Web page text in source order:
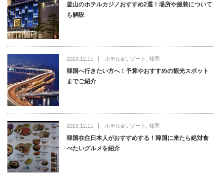
釜山のホテルカジノおすすめ2選！場所や服装について
も解説
2023.12.11 ホテル&リゾート 韓国
韓国へ行きたい方へ！予算やおすすめの観光スポット
までご紹介
2023.12.11 ホテル&リゾート 韓国
韓国在住日本人がおすすめする！韓国に来たら絶対食
べたいグルメを紹介